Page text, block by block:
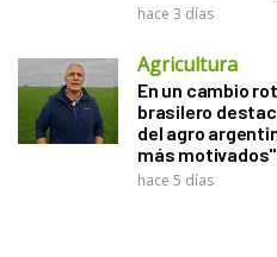
hace 3 días
Agricultura
En un cambio
brasilero
del agro
más motivados"
hace 5 días